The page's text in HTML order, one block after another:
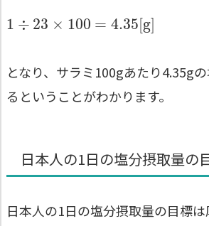
g]
となり、サラミ100gあたり4.35g
るということがわかります。
日本人の1日の塩分摂取量の
日本人の1日の塩分摂取量の目標